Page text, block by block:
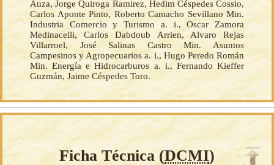
Auza, Jorge Quiroga Ramirez, Hedim Céspedes Cossio,
Carlos Aponte Pinto, Roberto Camacho Sevillano Min.
Industria Comercio y Turismo a. i., Oscar Zamora
Medinacelli, Carlos Dabdoub Arrien, Alvaro Rejas
Villarroel, José Salinas Castro Min. Asuntos
Campesinos y Agropecuarios a. i., Hugo Peredo Román
Min. Energía e Hidrocarburos a. i., Fernando Kieffer
Guzmán, Jaime Céspedes Toro.
Ficha Técnica (DCMI)